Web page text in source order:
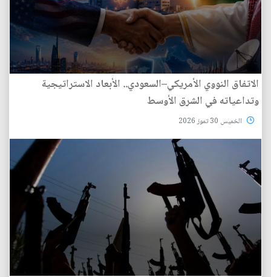
الاتفاق النووي الأمريكي–السعودي.. الأبعاد الاستراتيجية
وتداعياته في الشرق الأوسط
الخميس 30 تموز 2026